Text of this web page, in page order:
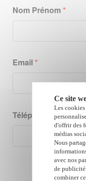
Nom Prénom *
Email*
Téléphone *
Ce site
Les
d'offrir des
médias
Nous
avec nos
de publicité
combiner